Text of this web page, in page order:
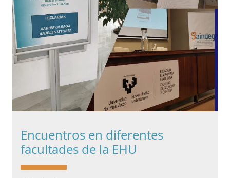
Encuentros en diferentes
facultades de la EHU